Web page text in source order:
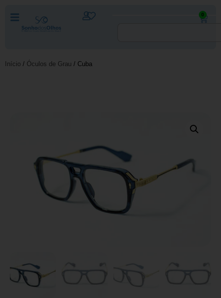
0
Início / Óculos de Grau / Cuba